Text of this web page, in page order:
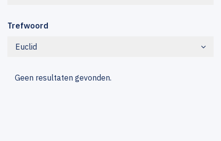
Trefwoord
Euclid
Geen resultaten gevonden.